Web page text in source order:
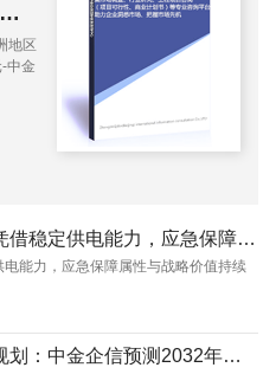
美
地区
中金
小型柴油发动机洞察报告：凭借稳定供电能力，应急保障属性与战略价值持续提升-中金企信
能力，应急保障属性与战略价值持续
全球齿轮倒角去毛刺机产业规划：中金企信预测2032年市场规模有望攀升至4.09亿美元-中金...